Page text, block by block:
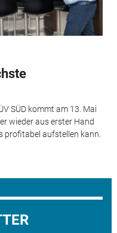
SÜD kommt am 13. Mai
wieder aus erster Hand
profitabel aufstellen kann.